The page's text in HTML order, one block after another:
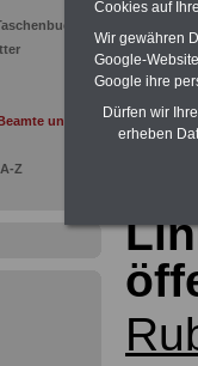
und den
Z
...
zur
Cookies auf
Wir gewähren
Google-
Google ihre
Dürfen wir
erheben